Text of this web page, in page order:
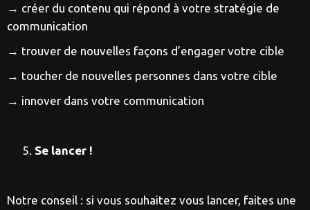
→ créer du contenu qui répond à votre stratégie de
communication
→ trouver de nouvelles façons d’engager votre cible
→ toucher de nouvelles personnes dans votre cible
→ innover dans votre communication
Se lancer !
Notre conseil : si vous souhaitez vous lancer, faites une